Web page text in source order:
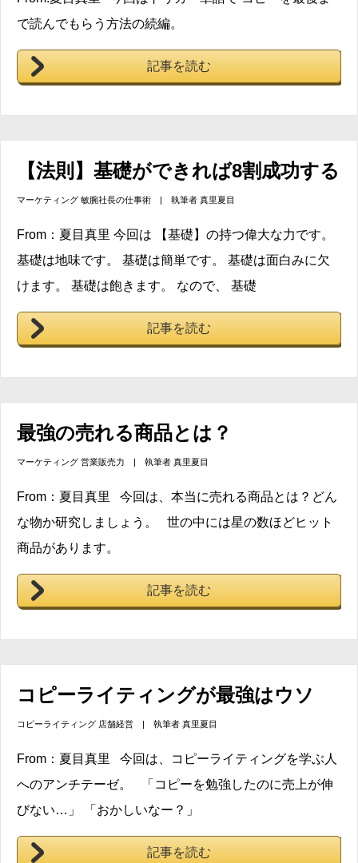
で読んでもらう方法の続編。
記事を読む
【法則】基礎ができれば8割成功する
マーケティング 敏腕社長の仕事術 | 執筆者 真里夏目
From：夏目真里 今回は 【基礎】の持つ偉大な力です。
基礎は地味です。 基礎は簡単です。 基礎は面白みに欠
けます。 基礎は飽きます。 なので、 基礎
記事を読む
最強の売れる商品とは？
マーケティング 営業販売力 | 執筆者 真里夏目
From：夏目真里 今回は、本当に売れる商品とは？どん
な物か研究しましょう。 世の中には星の数ほどヒット
商品があります。
記事を読む
コピーライティングが最強はウソ
コピーライティング 店舗経営 | 執筆者 真里夏目
From：夏目真里 今回は、コピーライティングを学ぶ人
へのアンチテーゼ。 「コピーを勉強したのに売上が伸
びない…」 「おかしいなー？」
記事を読む